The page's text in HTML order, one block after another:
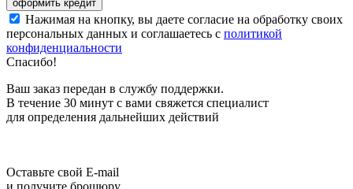
Нажимая на кнопку, вы даете согласие на обработку своих
персональных данных и соглашаетесь с политикой
конфиденциальности
Спасибо!
Ваш заказ передан в службу поддержки.
В течение 30 минут с вами свяжется специалист
для определения дальнейших действий
Оставьте свой E-mail
и получите брошюру